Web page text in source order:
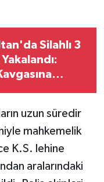
Silahlı 3
uzun süredir
mahkemelik
K.S. lehine
aralarındaki